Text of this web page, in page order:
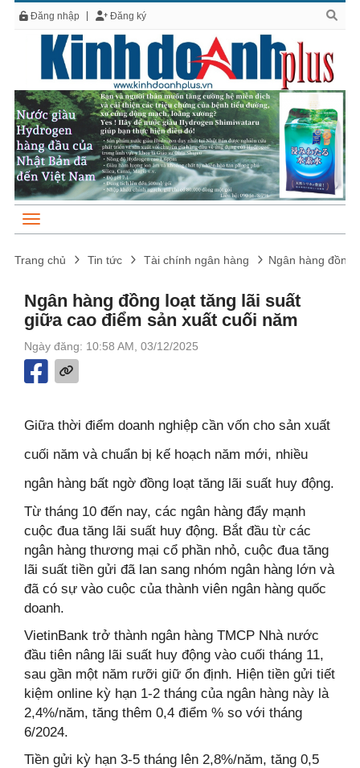
Đăng nhập Đăng ký
Trang chủ Tin tức Tài chính ngân hàng Ngân hàng đồng
Ngân hàng đồng loạt tăng lãi suất
giữa cao điểm sản xuất cuối năm
Ngày đăng: 10:58 AM, 03/12/2025
Giữa thời điểm doanh nghiệp cần vốn cho sản xuất
cuối năm và chuẩn bị kế hoạch năm mới, nhiều
ngân hàng bất ngờ đồng loạt tăng lãi suất huy động.
Từ tháng 10 đến nay, các ngân hàng đẩy mạnh
cuộc đua tăng lãi suất huy động. Bắt đầu từ các
ngân hàng thương mại cổ phần nhỏ, cuộc đua tăng
lãi suất tiền gửi đã lan sang nhóm ngân hàng lớn và
đã có sự vào cuộc của thành viên ngân hàng quốc
doanh.
VietinBank trở thành ngân hàng TMCP Nhà nước
đầu tiên nâng lãi suất huy động vào cuối tháng 11,
sau gần một năm rưỡi giữ ổn định. Hiện tiền gửi tiết
kiệm online kỳ hạn 1-2 tháng của ngân hàng này là
2,4%/năm, tăng thêm 0,4 điểm % so với tháng
6/2024.
Tiền gửi kỳ hạn 3-5 tháng lên 2,8%/năm, tăng 0,5